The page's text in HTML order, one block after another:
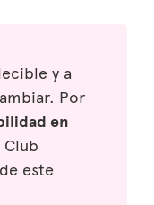
y a
Por
en
Club
este